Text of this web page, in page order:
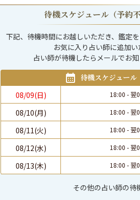
待機スケジュール（予約不
下記、待機時間にお越しいただき、鑑定
占い師が待機したらメール
待機スケジュール
08/09(日)
18:00 -翌
08/10(月) 18:00 -翌
08/11(火) 18:00 -翌
08/12(水) 18:00 -翌
08/13(木) 18:00 -翌
その他の占い師の待